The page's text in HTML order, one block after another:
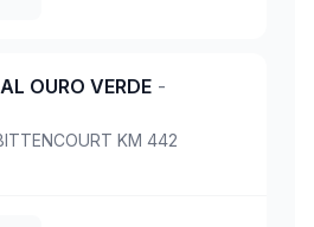
OURO VERDE -
KM 442